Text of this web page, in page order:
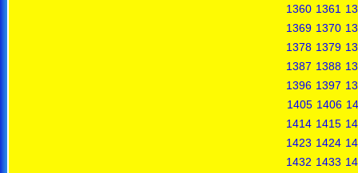
1360 1361
1369 1370
1378 1379
1387 1388
1396 1397
1405 1406
1414 1415
1423 1424
1432 1433